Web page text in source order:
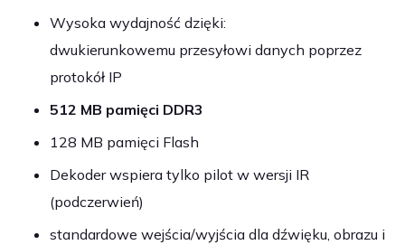
Wysoka wydajność dzięki:
dwukierunkowemu przesyłowi danych poprzez
protokół IP
512 MB pamięci DDR3
128 MB pamięci Flash
Dekoder wspiera tylko pilot w wersji IR
(podczerwień)
standardowe wejścia/wyjścia dla dźwięku, obrazu i